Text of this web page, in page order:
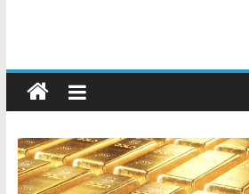
Chatarreros
–
Precio